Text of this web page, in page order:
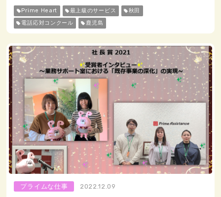
Prime Heart 最上級のサービス
秋田
電話応対コンクール
鹿児島
プライムな仕事 2022.12.09